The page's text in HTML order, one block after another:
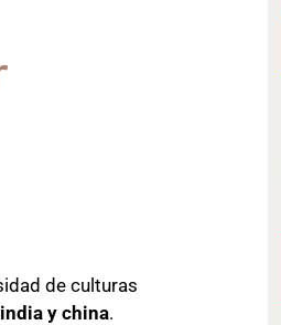
de culturas
y china.